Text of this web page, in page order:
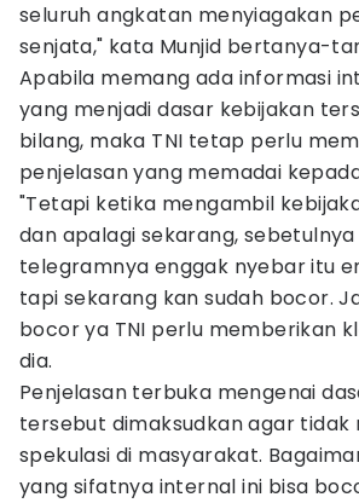
seluruh angkatan menyiagakan
senjata," kata Munjid bertanya-
Apabila memang ada informasi
yang menjadi dasar kebijakan
bilang, maka TNI tetap perlu
penjelasan yang memadai
"Tetapi ketika mengambil
dan apalagi sekarang,
telegramnya enggak nyebar itu
tapi sekarang kan sudah bocor.
bocor ya TNI perlu memberikan
dia.
Penjelasan terbuka mengenai
tersebut dimaksudkan agar tidak
spekulasi di masyarakat.
yang sifatnya internal ini bisa